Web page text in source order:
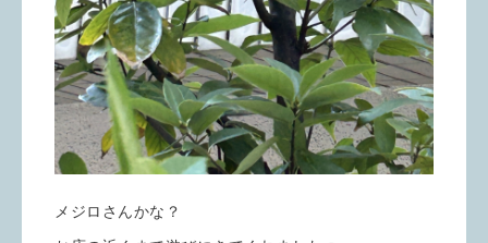
メジロさんかな？